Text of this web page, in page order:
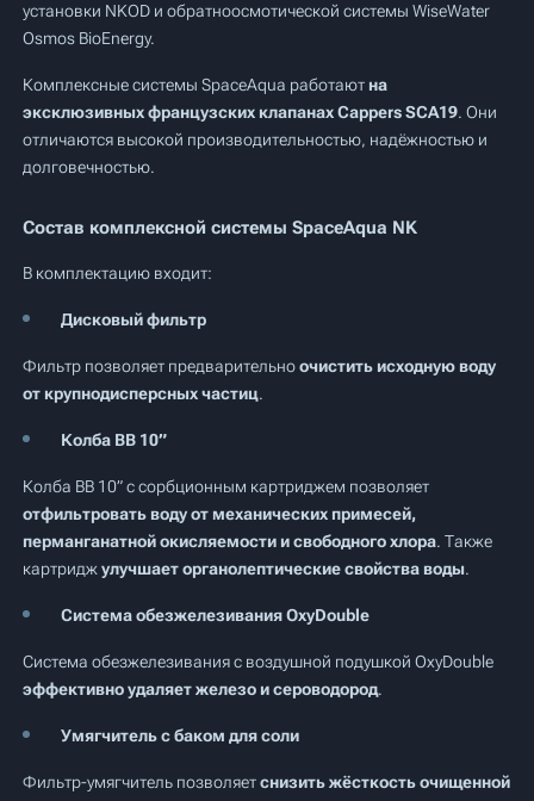
установки NKOD и обратноосмотической системы WiseWater
Osmos BioEnergy.
Комплексные системы SpaceAqua работают на
эксклюзивных французских клапанах Cappers SCA19. Они
отличаются высокой производительностью, надёжностью и
долговечностью.
Состав комплексной системы SpaceAqua NK
В комплектацию входит:
Дисковый фильтр
Фильтр позволяет предварительноочистить исходную воду
от крупнодисперсных частиц.
Колба BB 10”
Колба BB 10” с сорбционным картриджем позволяет
отфильтровать воду от механических примесей,
перманганатной окисляемости и свободного хлора. Также
картридж улучшает органолептические свойства воды.
Система обезжелезивания OxyDouble
Система обезжелезивания с воздушной подушкой OxyDouble
эффективно удаляет железо и сероводород.
Умягчитель с баком для соли
Фильтр-умягчитель позволяетснизить жёсткость очищенной